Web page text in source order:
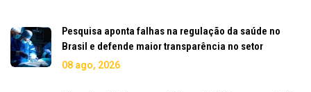
Pesquisa aponta falhas na regulação da saúde no
Brasil e defende maior transparência no setor
08 ago, 2026